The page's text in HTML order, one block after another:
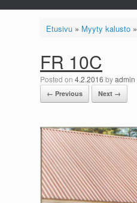
Etusivu» Myyty kalusto»
FR 10C
Posted on 4.2.2016 byadmin
← Previous Next →